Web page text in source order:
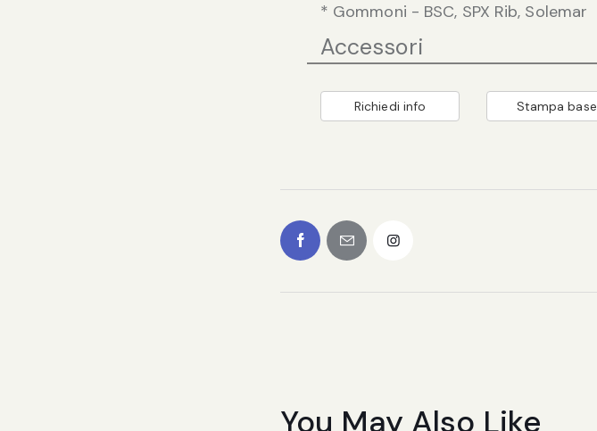
* Gommoni - BSC, SPX Rib, Solemar
Accessori
Richiedi info Stampa base
You May Also Like